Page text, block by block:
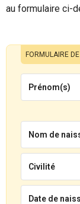
au formulaire ci-
FORMULAIRE
Prénom(s)
Nom de
Civilité
Date de